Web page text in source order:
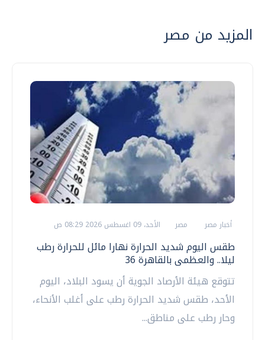
المزيد من مصر
أخبار مصر مصر الأحد، 09 اغسطس 2026 08:29 ص
طقس اليوم شديد الحرارة نهارا مائل للحرارة رطب
ليلا.. والعظمى بالقاهرة 36
تتوقع هيئة الأرصاد الجوية أن يسود البلاد، اليوم
الأحد، طقس شديد الحرارة رطب على أغلب الأنحاء،
وحار رطب على مناطق...